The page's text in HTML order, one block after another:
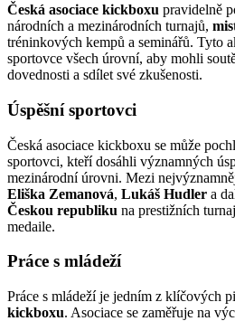
Česká asociace kickboxu pravidelně
národních a mezinárodních turnajů,
tréninkových kempů a seminářů. Tyto
sportovce všech úrovní, aby mohli
dovednosti a sdílet své zkušenosti.
Úspěšní sportovci
Česká asociace kickboxu se může
sportovci, kteří dosáhli významných
mezinárodní úrovni. Mezi
Eliška Zemanová, Lukáš Hudler a
Českou republiku na prestižních
medaile.
Práce s mládeží
Práce s mládeží je jedním z klíčových
kickboxu. Asociace se zaměřuje na